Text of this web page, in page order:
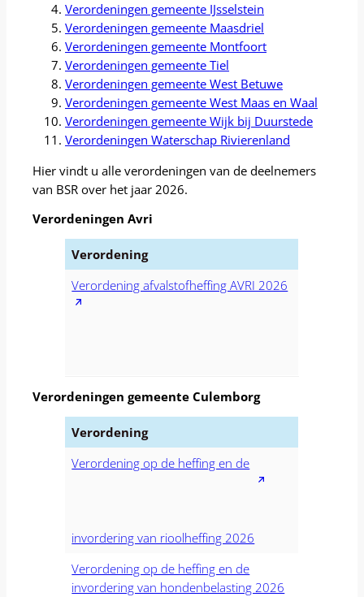
Verordeningen gemeente IJsselstein
Verordeningen gemeente Maasdriel
Verordeningen gemeente Montfoort
Verordeningen gemeente Tiel
Verordeningen gemeente West Betuwe
Verordeningen gemeente West Maas en Waal
Verordeningen gemeente Wijk bij Duurstede
Verordeningen Waterschap Rivierenland
Hier vindt u alle verordeningen van de deelnemers
van BSR over het jaar 2026.
Verordeningen Avri
Verordening
Verordening afvalstofheffing AVRI 2026
Verordeningen gemeente Culemborg
Verordening
Verordening op de heffing en de
invordering van rioolheffing 2026
Verordening op de heffing en de
invordering van hondenbelasting 2026